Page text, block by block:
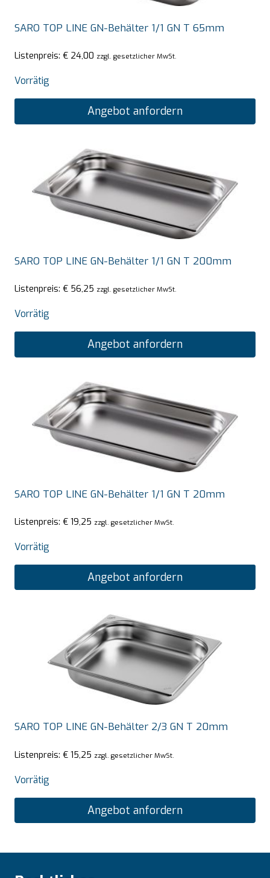
SARO TOP LINE GN-Behälter 1/1 GN T 65mm
Listenpreis: € 24,00 zzgl. gesetzlicher MwSt.
Vorrätig
Angebot anfordern
SARO TOP LINE GN-Behälter 1/1 GN T 200mm
Listenpreis: € 56,25 zzgl. gesetzlicher MwSt.
Vorrätig
Angebot anfordern
SARO TOP LINE GN-Behälter 1/1 GN T 20mm
Listenpreis: € 19,25 zzgl. gesetzlicher MwSt.
Vorrätig
Angebot anfordern
SARO TOP LINE GN-Behälter 2/3 GN T 20mm
Listenpreis: € 15,25 zzgl. gesetzlicher MwSt.
Vorrätig
Angebot anfordern